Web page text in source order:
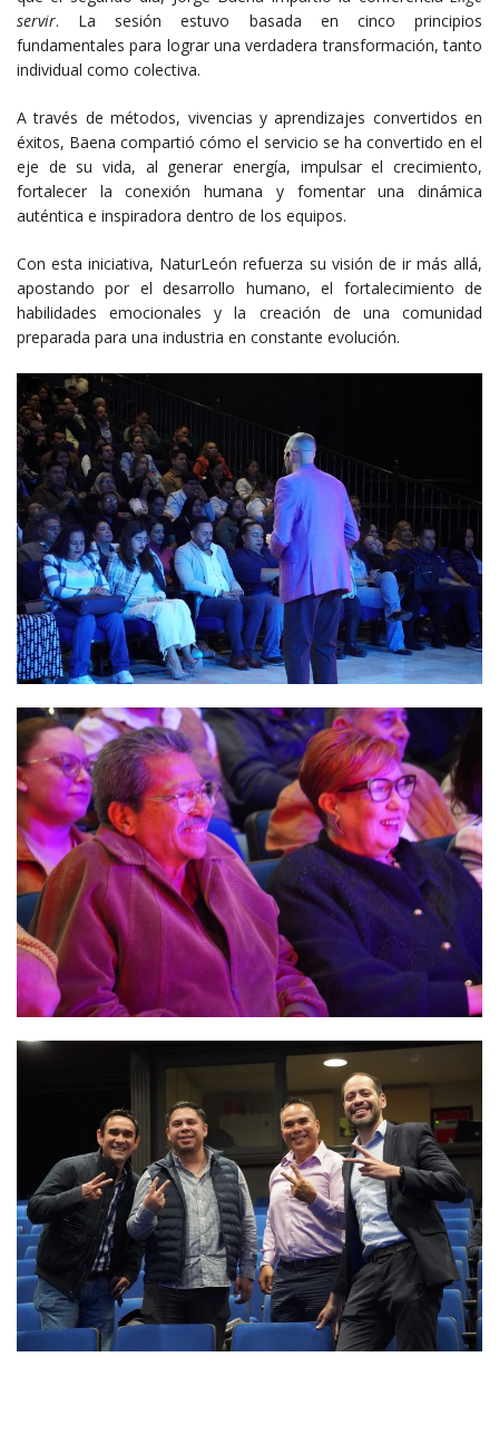
servir. La sesión estuvo basada en cinco principios
fundamentales para lograr una verdadera transformación, tanto
individual como colectiva.
A través de métodos, vivencias y aprendizajes convertidos en
éxitos, Baena compartió cómo el servicio se ha convertido en el
eje de su vida, al generar energía, impulsar el crecimiento,
fortalecer la conexión humana y fomentar una dinámica
auténtica e inspiradora dentro de los equipos.
Con esta iniciativa, NaturLeón refuerza su visión de ir más allá,
apostando por el desarrollo humano, el fortalecimiento de
habilidades emocionales y la creación de una comunidad
preparada para una industria en constante evolución.